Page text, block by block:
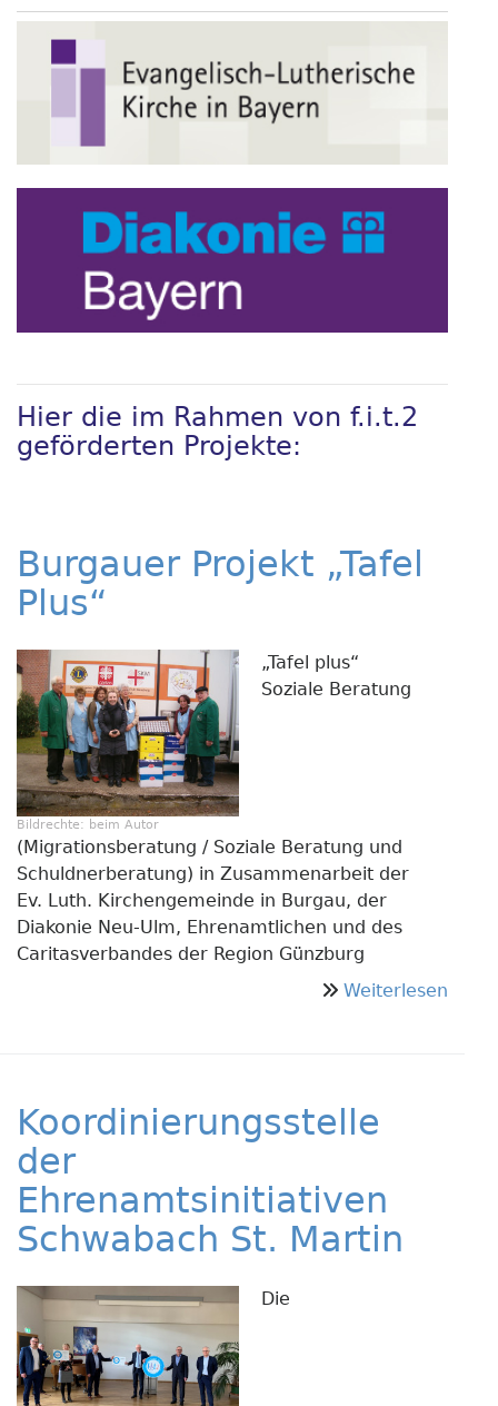
Hier die im Rahmen von f.i.t.2
geförderten Projekte:
Burgauer Projekt „Tafel
Plus“
Bildrechte: beim Autor
„Tafel plus“
Soziale Beratung
(Migrationsberatung / Soziale Beratung und
Schuldnerberatung) in Zusammenarbeit der
Ev. Luth. Kirchengemeinde in Burgau, der
Diakonie Neu-Ulm, Ehrenamtlichen und des
Caritasverbandes der Region Günzburg
Weiterlesen
Koordinierungsstelle
der
Ehrenamtsinitiativen
Schwabach St. Martin
Die